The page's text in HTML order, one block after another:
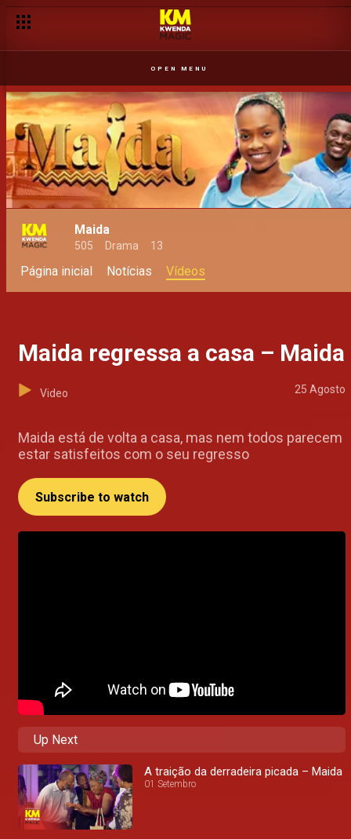
OPEN MENU
Maida
505 Drama 13
Página inicial Notícias Vídeos
Maida regressa a casa – Maida
Video 25 Agosto
Maida está de volta a casa, mas nem todos parecem
estar satisfeitos com o seu regresso
Subscribe to watch
Up Next
A traição da derradeira picada – Maida
01 Setembro